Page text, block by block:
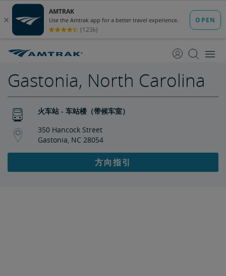
至
至
Gastonia, North Carolina
火车站 - 车站楼（带候车室）
350 Hancock Street
Gastonia, NC 28054
方向指引